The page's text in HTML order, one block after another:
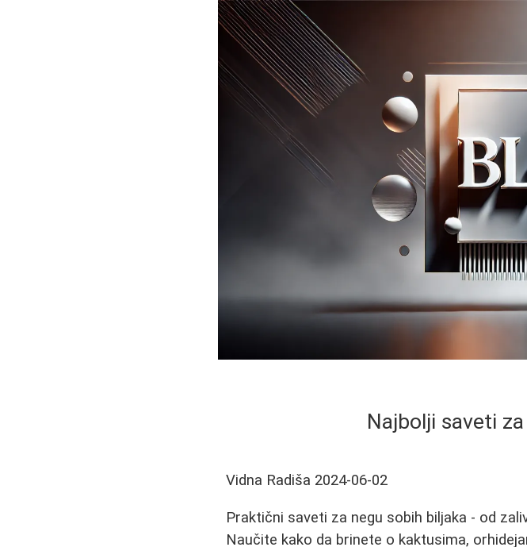
Najbolji saveti
Vidna Radiša 2024-06-02
Praktični saveti za negu sobih biljaka - od
Naučite kako da brinete o kaktusima,